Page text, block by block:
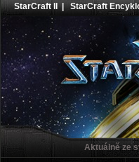
StarCraft II |StarCraft
Aktuálně ze